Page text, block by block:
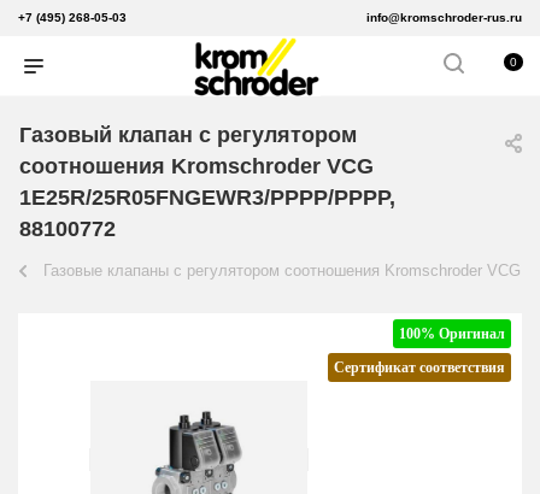
+7 (495) 268-05-03 info@kromschroder-rus.ru
0
Газовый клапан с регулятором
соотношения Kromschroder VCG
1E25R/25R05FNGEWR3/PPPP/PPPP,
88100772
Газовые клапаны с регулятором соотношения Kromschroder VCG
100% Оригинал
Сертификат соответствия